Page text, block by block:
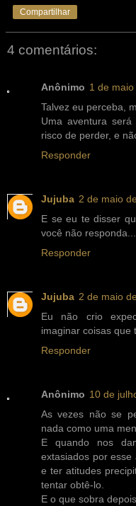
Compartilhar
4 comentários:
Anônimo 1 de
Talvez eu perceba,
Uma aventura
risco de perder, e
Responder
Jujuba 2 de maio
E se eu te disser
você não responda...
Responder
Jujuba 2 de maio
Eu não crio
imaginar coisas que
Responder
Anônimo 10 de
As vezes não se
nada como uma
E quando nos
extasiados por esse
e ter atitudes
tentar obtê-lo.
E o que sobra